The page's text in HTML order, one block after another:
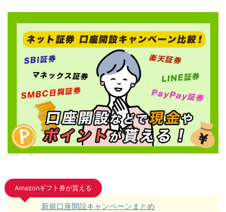
Amazonギフト券が貰える
新規口座開設キャンペーンまとめ